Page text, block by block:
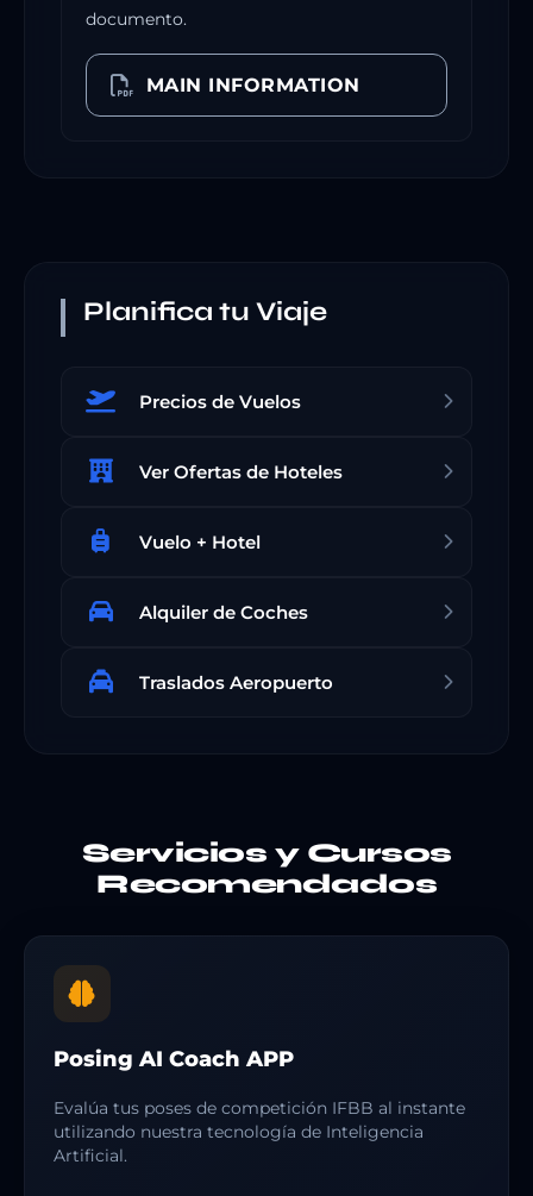
documento.
MAIN INFORMATION
Planifica tu Viaje
Precios de Vuelos
Ver Ofertas de Hoteles
Vuelo + Hotel
Alquiler de Coches
Traslados Aeropuerto
Servicios y Cursos
Recomendados
Posing AI Coach APP
Evalúa tus poses de competición IFBB al instante
utilizando nuestra tecnología de Inteligencia
Artificial.